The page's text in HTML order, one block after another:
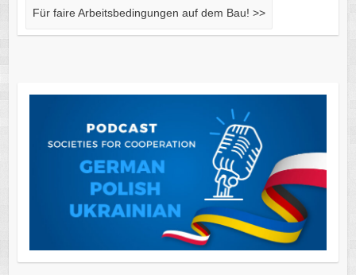
Für faire Arbeitsbedingungen auf dem Bau! >>